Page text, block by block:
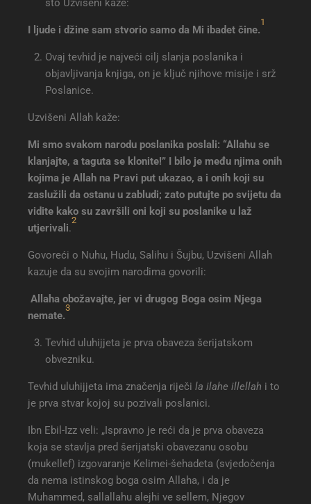
što Uzvišeni kaže:
I ljude i džine sam stvorio samo da Mi ibadet čine.
1
Ovaj tevhid je najveći cilj slanja poslanika i
objavljivanja knjiga, on je ključ njihove misije i srž
Poslanice.
Uzvišeni Allah kaže:
Mi smo svakom narodu poslanika poslali: “Allahu se
klanjajte, a taguta se klonite!” I bilo je među njima onih
kojima je Allah na Pravi put ukazao, a i onih koji su
zaslužili da ostanu u zabludi; zato putujte po svijetu da
vidite kako su završili oni koji su poslanike u laž
utjerivali.
2
Govoreći o Nuhu, Hudu, Salihu i Šujbu, Uzvišeni Allah
kazuje da su svojim narodima govorili:
Allaha obožavajte, jer vi drugog Boga osim Njega
nemate.
3
Tevhid uluhijjeta je prva obaveza šerijatskom
obvezniku.
Tevhid uluhijjeta ima značenja riječi la ilahe illellah i to
je prva stvar kojoj su pozivali poslanici.
Ibn Ebil-Izz veli: „Ispravno je reći da je prva obaveza
koja se stavlja pred šerijatski obavezanu osobu
(mukellef) izgovaranje Kelimei-šehadeta (svjedočenja
da nema istinskog boga osim Allaha, i da je
Muhammed, sallallahu alejhi ve sellem, Njegov